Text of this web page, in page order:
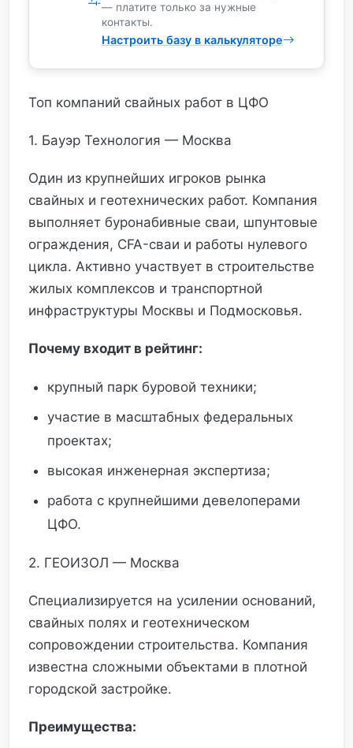
— платите только за нужные
контакты.
Настроить базу в калькуляторе
Топ компаний свайных работ в ЦФО
1. Бауэр Технология — Москва
Один из крупнейших игроков рынка
свайных и геотехнических работ. Компания
выполняет буронабивные сваи, шпунтовые
ограждения, CFA-сваи и работы нулевого
цикла. Активно участвует в строительстве
жилых комплексов и транспортной
инфраструктуры Москвы и Подмосковья.
Почему входит в рейтинг:
крупный парк буровой техники;
участие в масштабных федеральных
проектах;
высокая инженерная экспертиза;
работа с крупнейшими девелоперами
ЦФО.
2. ГЕОИЗОЛ — Москва
Специализируется на усилении оснований,
свайных полях и геотехническом
сопровождении строительства. Компания
известна сложными объектами в плотной
городской застройке.
Преимущества: